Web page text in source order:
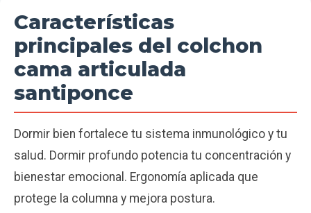
Características
principales del colchon
cama articulada
santiponce
Dormir bien fortalece tu sistema inmunológico y tu
salud. Dormir profundo potencia tu concentración y
bienestar emocional. Ergonomía aplicada que
protege la columna y mejora postura.